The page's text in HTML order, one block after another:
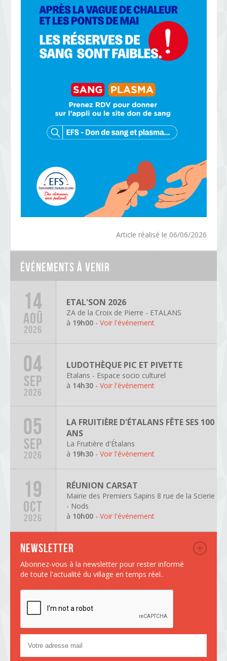
Article réalisé le 06/06/2026
Événements à venir
14
AOÛ
2026
ETAL'SON 2026
ZA de la Croix de Pierre - ETALANS
à 19h00 - Voir l'événement
04
SEP
2026
LUDOTHÈQUE PIC ET PIVETTE
Etalans - Espace socio culturel
à 14h30 - Voir l'événement
05
SEP
2026
LA FRUITIÈRE D'ÉTALANS FÊTE SES 100
ANS
La Fruitière d'Étalans
à 19h30 - Voir l'événement
19
OCT
2026
RÉUNION CARSAT
Mairie des Premiers Sapins 8 rue de la Scierie
- Nods
à 10h00 - Voir l'événement
Newsletter
Abonnez-vous à la newsletter pour rester informé
de toute l'actualité du village en temps réel..